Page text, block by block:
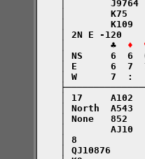
│        J9764
│        K75
│        K109
│ 2N E -120
    │        ♣
♦
│ NS     6  6
│ E      6  7
│ W      7  :
│ 17     A102
│ North  A543
│ None   852
│        AJ10
│ 8
│ QJ10876